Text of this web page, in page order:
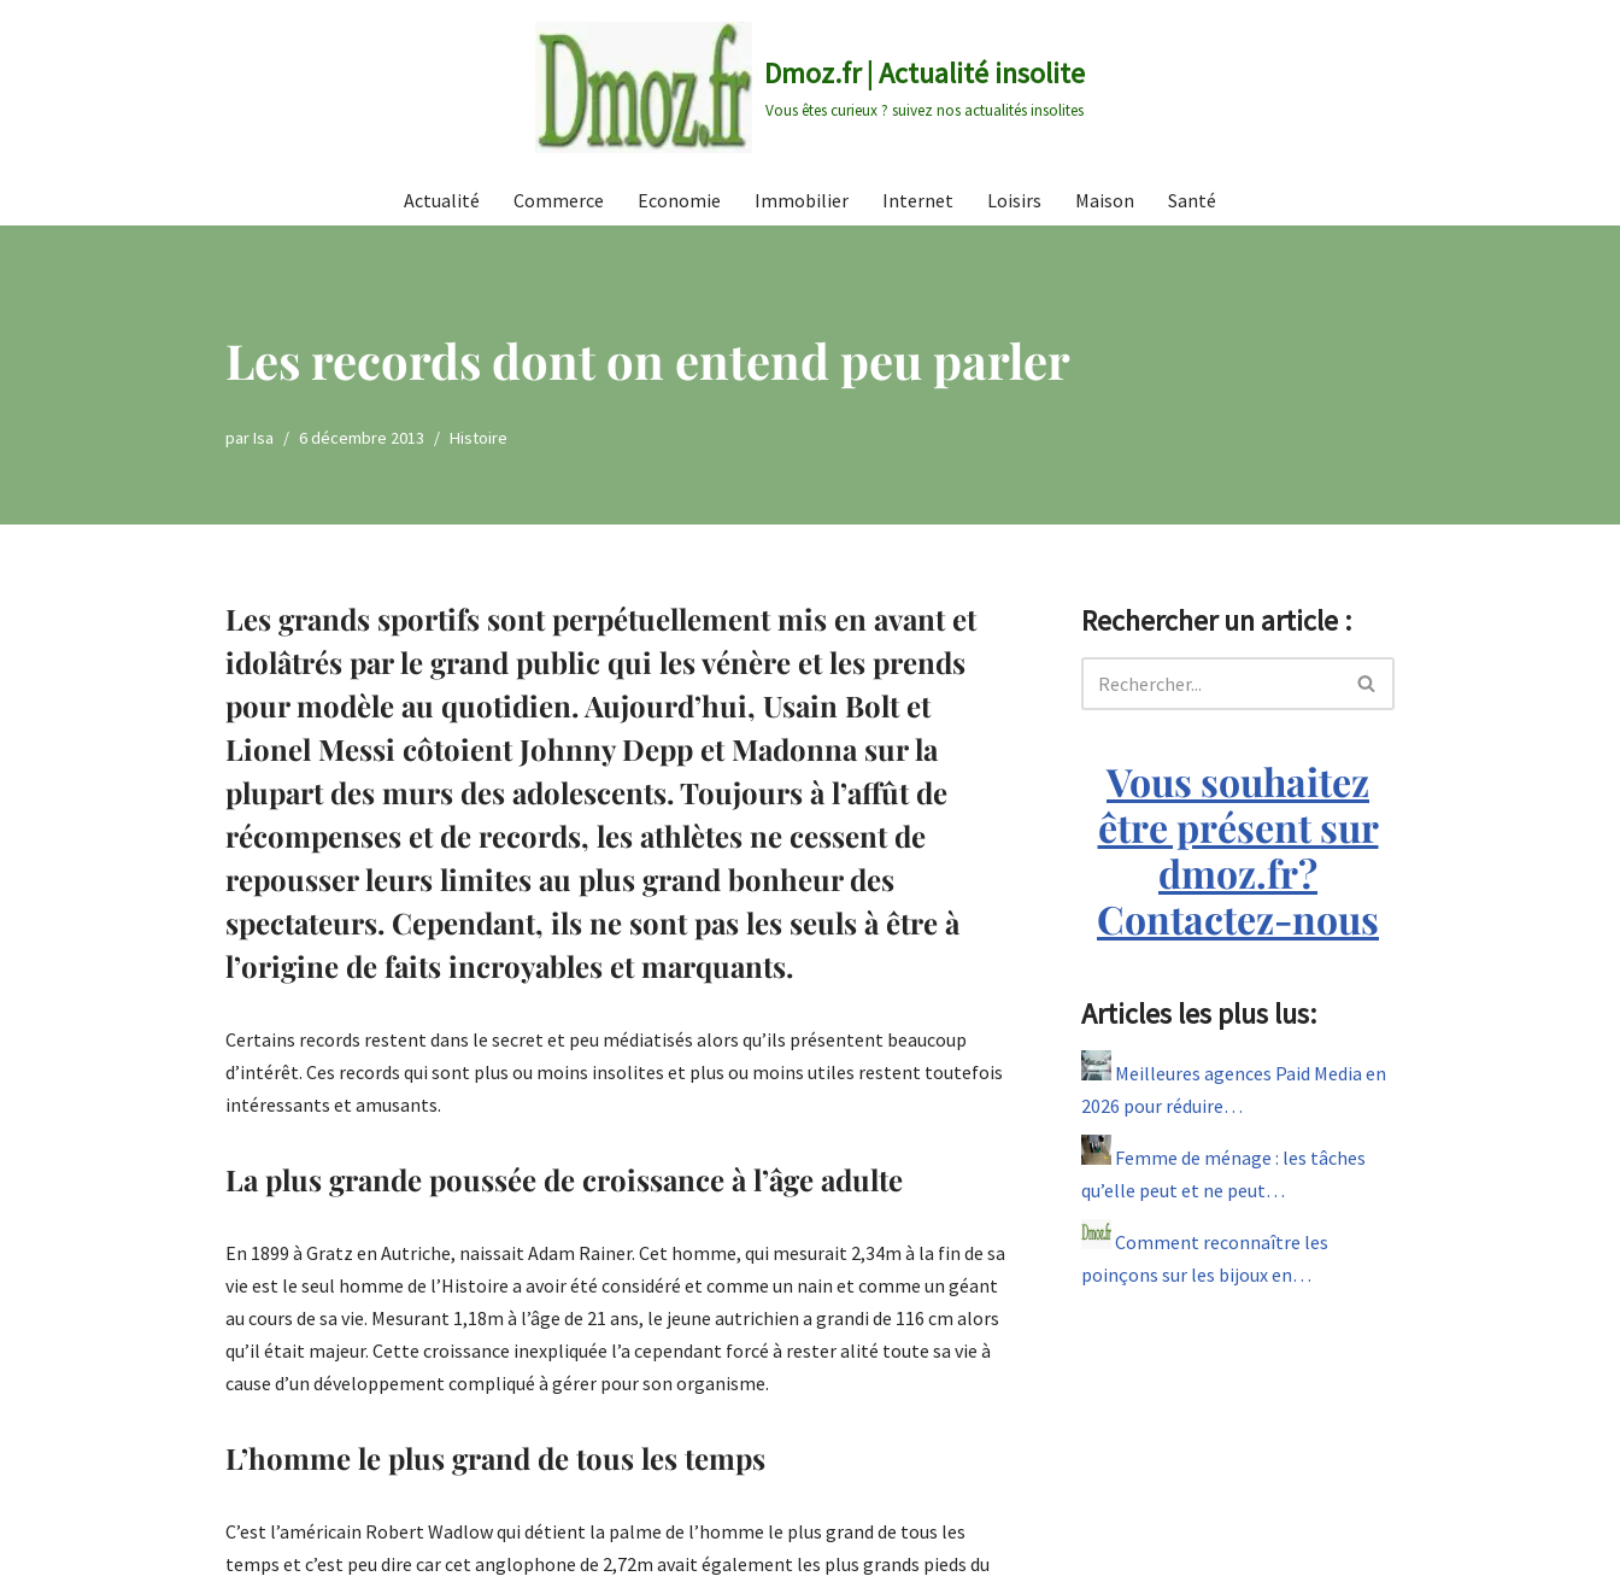
Dmoz.fr | Actualité insolite
Vous êtes curieux ? suivez nos actualités insolites
Actualité Commerce Economie Immobilier Internet Loisirs Maison Santé
Les records dont on entend peu parler
parIsa 6 décembre 2013 Histoire
Les grands sportifs sont perpétuellement mis en avant et
idolâtrés par le grand public qui les vénère et les prends
pour modèle au quotidien. Aujourd’hui, Usain Bolt et
Lionel Messi côtoient Johnny Depp et Madonna sur la
plupart des murs des adolescents. Toujours à l’affût de
récompenses et de records, les athlètes ne cessent de
repousser leurs limites au plus grand bonheur des
spectateurs. Cependant, ils ne sont pas les seuls à être à
l’origine de faits incroyables et marquants.
Certains records restent dans le secret et peu médiatisés alors qu’ils présentent beaucoup
d’intérêt. Ces records qui sont plus ou moins insolites et plus ou moins utiles restent toutefois
intéressants et amusants.
La plus grande poussée de croissance à l’âge adulte
En 1899 à Gratz en Autriche, naissait Adam Rainer. Cet homme, qui mesurait 2,34m à la fin de sa
vie est le seul homme de l’Histoire a avoir été considéré et comme un nain et comme un géant
au cours de sa vie. Mesurant 1,18m à l’âge de 21 ans, le jeune autrichien a grandi de 116 cm alors
qu’il était majeur. Cette croissance inexpliquée l’a cependant forcé à rester alité toute sa vie à
cause d’un développement compliqué à gérer pour son organisme.
L’homme le plus grand de tous les temps
C’est l’américain Robert Wadlow qui détient la palme de l’homme le plus grand de tous les
temps et c’est peu dire car cet anglophone de 2,72m avait également les plus grands pieds du
Rechercher un article :
Vous souhaitez
être présent sur
dmoz.fr?
Contactez-nous
Articles les plus lus:
Meilleures agences Paid Media en
2026 pour réduire…
Femme de ménage : les tâches
qu’elle peut et ne peut…
Comment reconnaître les
poinçons sur les bijoux en…